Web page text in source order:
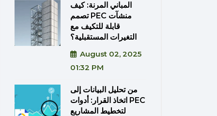
المباني المرنة: كيف
تصمم PEC منشآت
قابلة للتكيف مع
التغيرات المستقبلية؟
August 02, 2025
01:32 PM
من تحليل البيانات إلى
اتخاذ القرار: أدوات PEC
لتخطيط المشاريع